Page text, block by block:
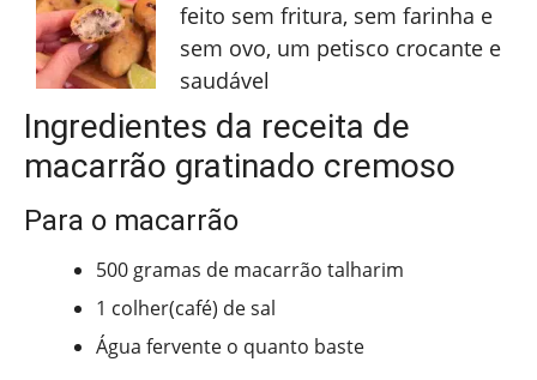
feito sem fritura, sem farinha e
sem ovo, um petisco crocante e
saudável
Ingredientes da receita de
macarrão gratinado cremoso
Para o macarrão
500 gramas de macarrão talharim
1 colher(café) de sal
Água fervente o quanto baste